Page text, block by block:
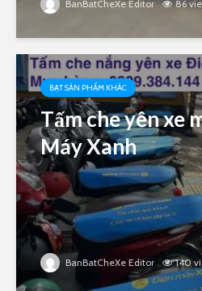
BanBatCheXe Editor 86
BẠT SẢN PHẨM KHÁC
Tấm che yên xe
Máy Xanh
BanBatCheXe Editor 140